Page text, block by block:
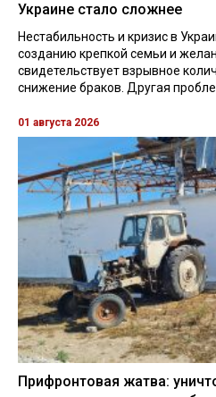
Украине стало сложнее
Нестабильность и кризис в
созданию крепкой семьи и
свидетельствует взрывное
снижение браков. Другая
01 августа 2026
Прифронтовая жатва: